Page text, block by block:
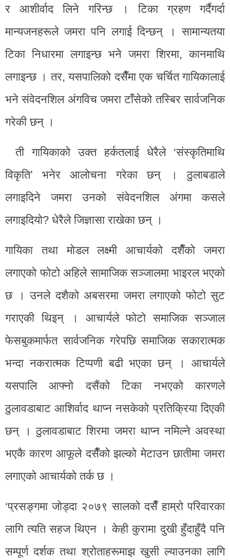
र आशीर्वाद लिने गरिन्छ । टिका ग्रहण गर्दैगर्दा
मान्यजनहरूले जमरा पनि लगाई दिन्छन् । सामान्यतया
टिका निधारमा लगाइन्छ भने जमरा शिरमा, कानमाथि
लगाइन्छ । तर, यसपालिको दसैँमा एक चर्चित गायिकालाई
भने संवेदनशिल अंगविच जमरा टाँसेको तस्बिर सार्वजनिक
गरेकी छन् ।
ती गायिकाको उक्त हर्कतलाई धेरैले ‘संस्कृतिमाथि
विकृति’ भनेर आलोचना गरेका छन् । ठुलाबडाले
लगाइदिने जमरा उनको संवेदनशिल अंगमा कसले
लगाइदियो? धेरैले जिज्ञासा राखेका छन् ।
गायिका तथा मोडल लक्ष्मी आचार्यको दशैँको जमरा
लगाएको फोटो अहिले सामाजिक सञ्जालमा भाइरल भएको
छ । उनले दशैको अबसरमा जमरा लगाएको फोटो सुट
गराएकी थिइन् । आचार्यले फोटो समाजिक सञ्जाल
फेसबुकमार्फत सार्वजनिक गरेपछि समाजिक सकारात्मक
भन्दा नकरात्मक टिप्पणी बढी भएका छन् । आचार्यले
यसपालि आफ्नो दसैंको टिका नभएको कारणले
ठुलावडाबाट आशिर्वाद थाप्न नसकेको प्रतिक्रिया दिएकी
छन् । ठुलावडाबाट शिरमा जमरा थाप्न नमिल्ने अवस्था
भएकै कारण आफूले दसैँको झल्को मेटाउन छातीमा जमरा
लगाएको आचार्यको तर्क छ ।
‘प्रसङ्गमा जोड्दा २०७९ सालको दसैँ हाम्रो परिवारका
लागि त्यति सहज थिएन । केही कुरामा दुखी हुँदाहुँदै पनि
सम्पूर्ण दर्शक तथा श्रोताहरूमाझ खुसी ल्याउनका लागि